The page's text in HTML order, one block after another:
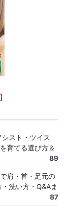
スト・ツイス
育てる選び方＆
89
肩・首・足元の
洗い方・Q&Aま
87